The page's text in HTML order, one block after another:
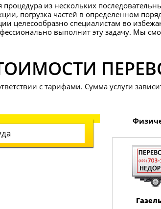
из нескольких
погрузка частей в определенном
целесообразно специалистам во
выполнит эту задачу. Мы
с тарифами. Сумма услуги
Физ